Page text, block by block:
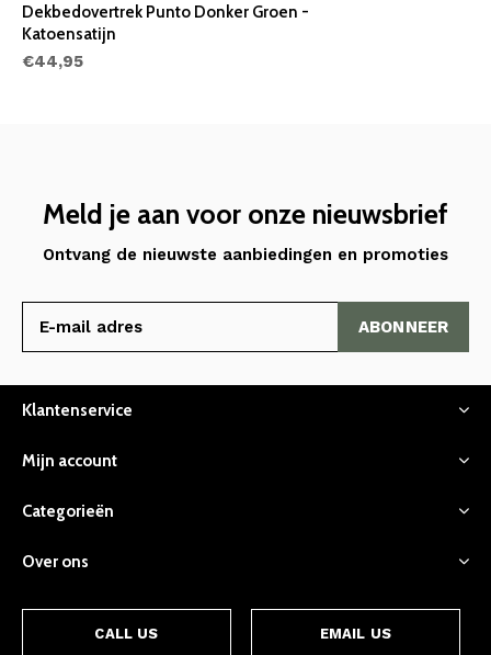
Dekbedovertrek Punto Donker Groen -
Katoensatijn
€44,95
Meld je aan voor onze nieuwsbrief
Ontvang de nieuwste aanbiedingen en promoties
ABONNEER
Klantenservice
Mijn account
Categorieën
Over ons
CALL US EMAIL US